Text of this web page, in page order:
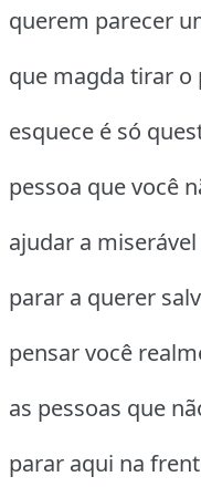
querem parecer
que magda tirar
esquece é só
pessoa que você
ajudar a
parar a querer
pensar você
as pessoas que
parar aqui na